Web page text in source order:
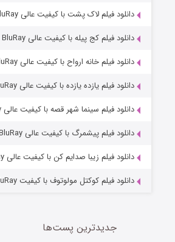
دانلود فیلم لاک پشت با کیفیت عالی BluRay
دانلود فیلم کج‌ پیله با کیفیت عالی BluRay
دانلود فیلم خانه ارواح با کیفیت عالی BluRay
دانلود فیلم یازده یازده با کیفیت عالی BluRay
دانلود فیلم سینما شهر قصه با کیفیت عالی BluRay
دانلود فیلم پیشمرگ با کیفیت عالی BluRay
دانلود فیلم زیبا صدایم کن با کیفیت عالی BluRay
دانلود فیلم کوکتل مولوتوف با کیفیت BluRay
جدیدترین پست‌ها